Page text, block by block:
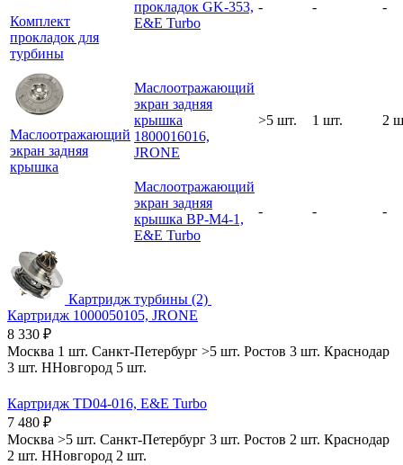
Комплект
прокладок для
турбины
прокладок GK-353,
E&E Turbo
- - -
Маслоотражающий
экран задняя
крышка
Маслоотражающий
экран задняя
крышка
1800016016,
JRONE
>5 шт. 1 шт. 2
Маслоотражающий
экран задняя
крышка BP-M4-1,
E&E Turbo
- - -
Картридж турбины (2)
Картридж 1000050105, JRONE
8 330 ₽
Москва 1 шт. Санкт-Петербург >5 шт. Ростов 3 шт. Краснодар
3 шт. ННовгород 5 шт.
Картридж TD04-016, E&E Turbo
7 480 ₽
Москва >5 шт. Санкт-Петербург 3 шт. Ростов 2 шт. Краснодар
2 шт. ННовгород 2 шт.